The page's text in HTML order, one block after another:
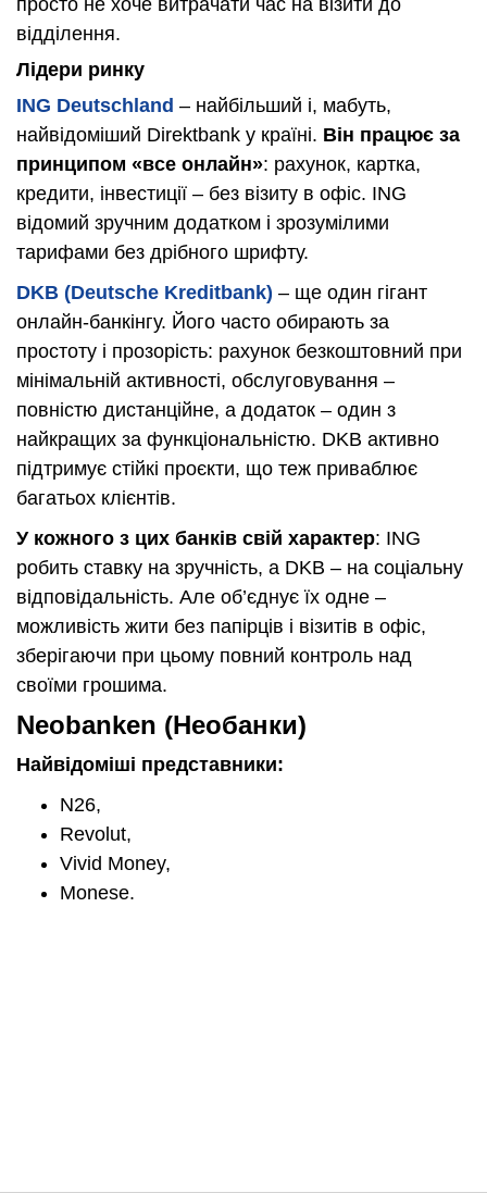
відділення.
Лідери ринку
ING Deutschland – найбільший і, мабуть,
найвідоміший Direktbank у країні. Він працює за
принципом «все онлайн»: рахунок, картка,
кредити, інвестиції – без візиту в офіс. ING
відомий зручним додатком і зрозумілими
тарифами без дрібного шрифту.
DKB (Deutsche Kreditbank) – ще один гігант
онлайн-банкінгу. Його часто обирають за
простоту і прозорість: рахунок безкоштовний при
мінімальній активності, обслуговування –
повністю дистанційне, а додаток – один з
найкращих за функціональністю. DKB активно
підтримує стійкі проєкти, що теж приваблює
багатьох клієнтів.
У кожного з цих банків свій характер: ING
робить ставку на зручність, а DKB – на соціальну
відповідальність. Але об’єднує їх одне –
можливість жити без папірців і візитів в офіс,
зберігаючи при цьому повний контроль над
своїми грошима.
Neobanken (Необанки)
Найвідоміші представники:
N26,
Revolut,
Vivid Money,
Monese.